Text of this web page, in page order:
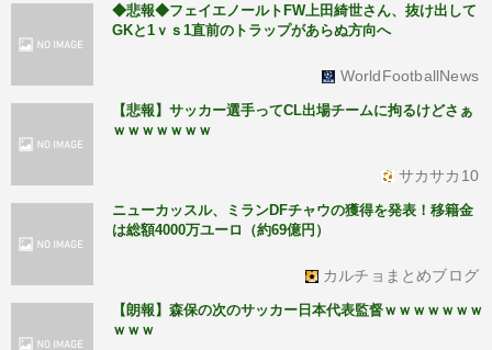
◆悲報◆フェイエノールトFW上田綺世さん、抜け出して
GKと1ｖｓ1直前のトラップがあらぬ方向へ
WorldFootballNews
【悲報】サッカー選手ってCL出場チームに拘るけどさぁ
ｗｗｗｗｗｗｗ
サカサカ10
ニューカッスル、ミランDFチャウの獲得を発表！移籍金
は総額4000万ユーロ（約69億円）
カルチョまとめブログ
【朗報】森保の次のサッカー日本代表監督ｗｗｗｗｗｗｗ
ｗｗｗ